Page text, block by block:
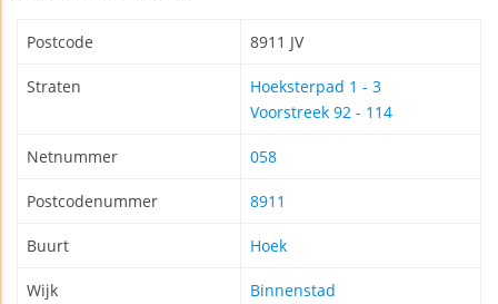
Postcode 8911 JV
Straten
Hoeksterpad 1 - 3
Voorstreek 92 - 114
Netnummer 058
Postcodenummer 8911
Buurt Hoek
Wijk Binnenstad